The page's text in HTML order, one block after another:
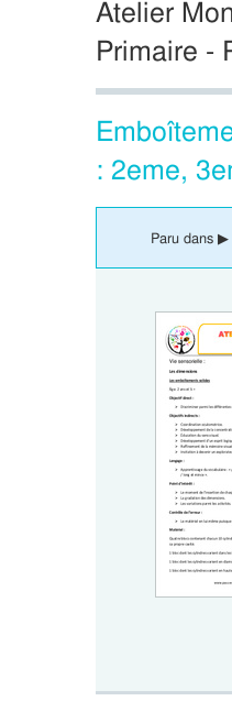
Atelier
Primaire -
: 2eme,
Paru dans ▶